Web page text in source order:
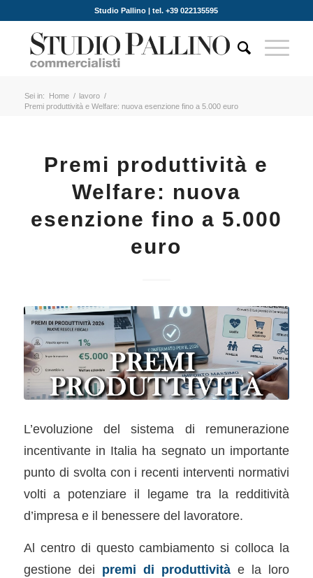
Studio Pallino | tel. +39 022135595
Sei in: Home / lavoro /
Premi produttività e Welfare: nuova esenzione fino a 5.000 euro
Premi produttività e
Welfare: nuova
esenzione fino a 5.000
euro
L’evoluzione del sistema di remunerazione
incentivante in Italia ha segnato un importante
punto di svolta con i recenti interventi normativi
volti a potenziare il legame tra la redditività
d’impresa e il benessere del lavoratore.
Al centro di questo cambiamento si colloca la
gestione dei premi di produttività e la loro